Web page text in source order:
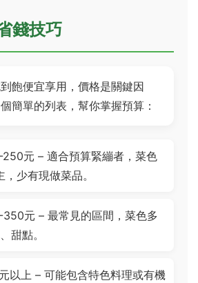
錢技巧
飽便宜享用，價格是關鍵因
簡單的列表，幫你掌握預算：
元 – 適合預算緊繃者，菜色
少有現做菜品。
元 – 最常見的區間，菜色多
甜點。
以上 – 可能包含特色料理或有機